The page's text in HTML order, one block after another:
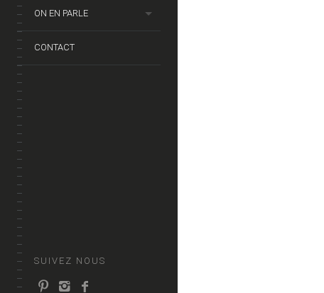
ON EN PARLE
CONTACT
SUIVEZ NOUS